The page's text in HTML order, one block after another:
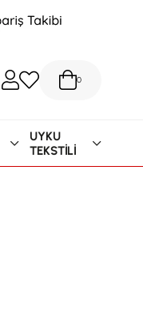
0
UYKU
TEKSTİLİ